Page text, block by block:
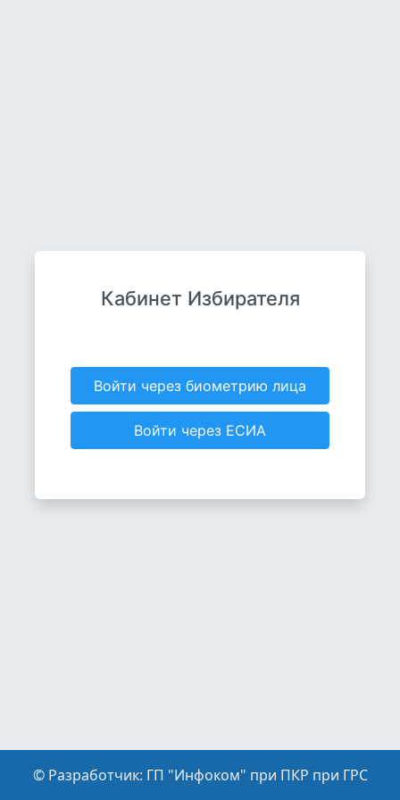
Кабинет Избирателя
Войти через биометрию лица
Войти через ЕСИА
© Разработчик: ГП "Инфоком" при ПКР при ГРС